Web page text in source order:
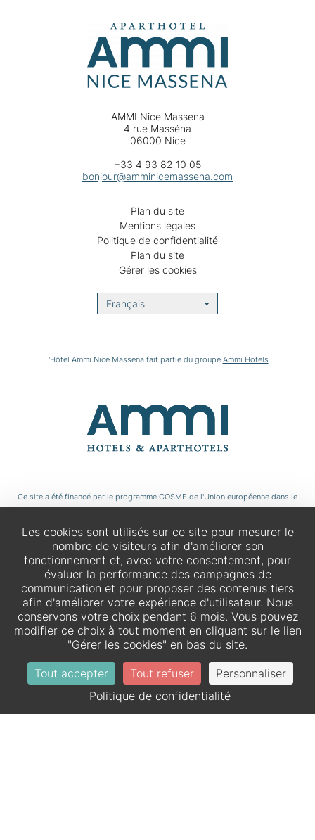
AMMI Nice Massena
4 rue Masséna
06000 Nice
+33 4 93 82 10 05
bonjour@amminicemassena.com
Plan du site
Mentions légales
Politique de confidentialité
Plan du site
Gérer les cookies
Français
L'Hôtel Ammi Nice Massena fait partie du groupe Ammi Hotels.
Ce site a été financé par le programme COSME de l'Union européenne dans le
Les cookies sont utilisés sur ce site pour mesurer le
nombre de visiteurs afin d'améliorer son
fonctionnement et, avec votre consentement, pour
évaluer la performance des campagnes de
communication et pour proposer des contenus tiers
afin d'améliorer votre expérience d'utilisateur. Nous
conservons votre choix pendant 6 mois. Vous pouvez
modifier ce choix à tout moment en cliquant sur le lien
"Gérer les cookies" en bas du site.
Tout accepter Tout refuser
Personnaliser
Politique de confidentialité